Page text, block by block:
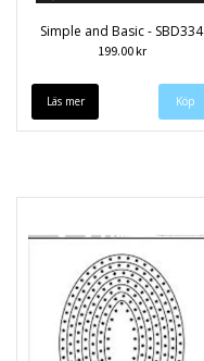
Simple and Basic - SBD334
199.00 kr
Läs mer